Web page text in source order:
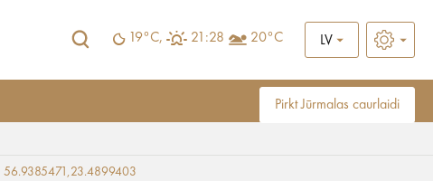
19°C, 21:28 20°C LV
Pirkt Jūrmalas caurlaidi
56.9385471,23.4899403